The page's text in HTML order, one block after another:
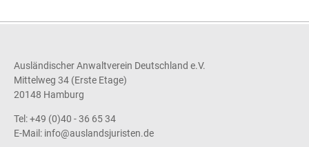
Ausländischer Anwaltverein Deutschland e.V.
Mittelweg 34 (Erste Etage)
20148 Hamburg
Tel: +49 (0)40 - 36 65 34
E-Mail: info@auslandsjuristen.de